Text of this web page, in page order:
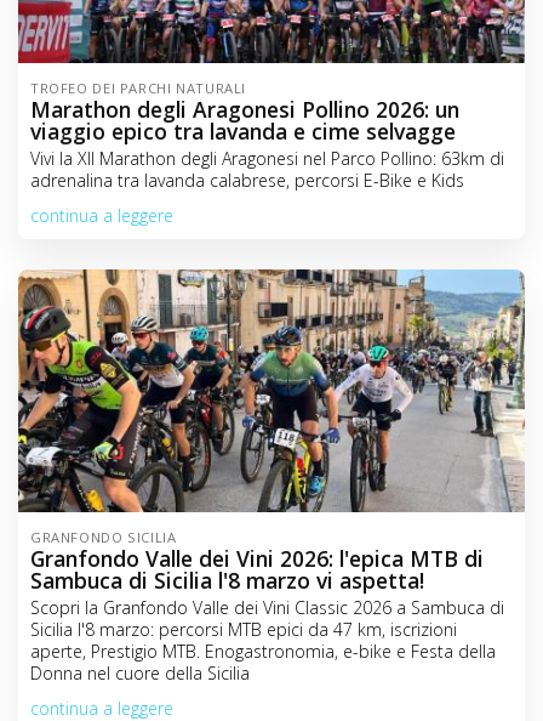
TROFEO DEI PARCHI NATURALI
Marathon degli Aragonesi Pollino 2026: un
viaggio epico tra lavanda e cime selvagge
Vivi la XII Marathon degli Aragonesi nel Parco Pollino: 63km di
adrenalina tra lavanda calabrese, percorsi E-Bike e Kids
continua a leggere
GRANFONDO SICILIA
Granfondo Valle dei Vini 2026: l'epica MTB di
Sambuca di Sicilia l'8 marzo vi aspetta!
Scopri la Granfondo Valle dei Vini Classic 2026 a Sambuca di
Sicilia l'8 marzo: percorsi MTB epici da 47 km, iscrizioni
aperte, Prestigio MTB. Enogastronomia, e-bike e Festa della
Donna nel cuore della Sicilia
continua a leggere